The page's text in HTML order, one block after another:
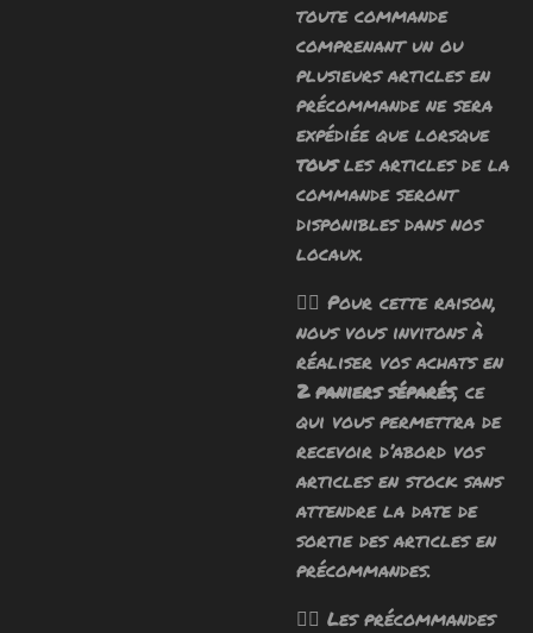
toute commande
comprenant un ou
plusieurs articles en
précommande ne sera
expédiée que lorsque
tousles articles de la
commande seront
disponibles dans nos
locaux.
🧙‍♂️ Pour cette raison,
nous vous invitons à
réaliser vos achats en
2 paniers séparés, ce
qui vous permettra de
recevoir d’abord vos
articles en stock sans
attendre la date de
sortie des articles en
précommandes.
🧙‍♂️ Les précommandes